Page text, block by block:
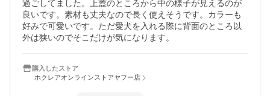
過ごしてました。上蓋のところから中の様子が見えるのが
良いです。素材も丈夫なので長く使えそうです。カラーも
好みで可愛いです。ただ愛犬を入れる際に背面のところ以
外は狭いのでそこだけが気になります。
購入したストア
ホクレアオンラインストアヤフー店